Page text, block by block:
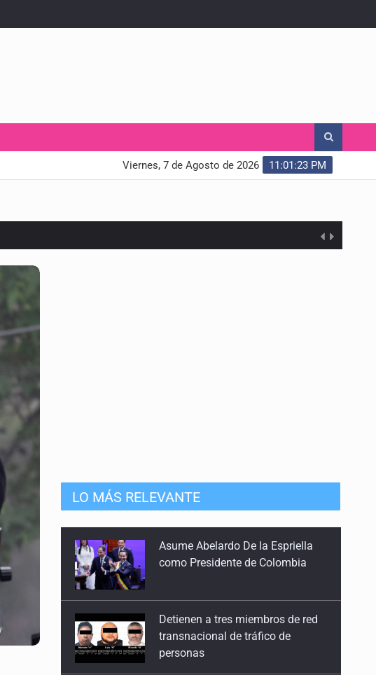
11:01:24 PM
Viernes, 7 de Agosto de 2026
LO MÁS RELEVANTEcomo Presidente de Colombia
Detienen a tres miembros de red
transnacional de tráfico de
Procesan a el “R1”, presunto líder
criminal en Jalisco y Michoacán